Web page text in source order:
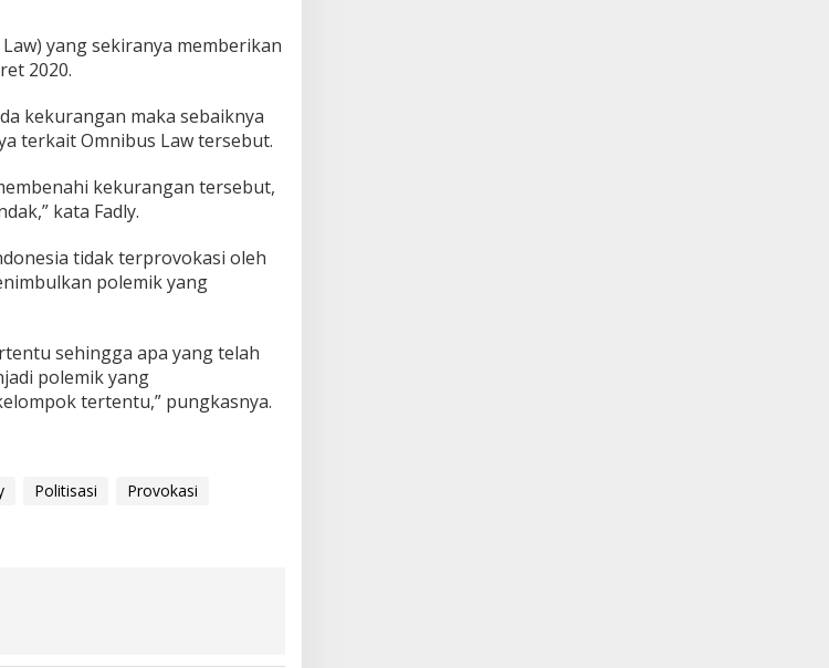
yang sekiranya memberikan
2020.
kekurangan maka sebaiknya
terkait Omnibus Law tersebut.
kekurangan tersebut,
kata Fadly.
tidak terprovokasi oleh
polemik yang
sehingga apa yang telah
polemik yang
tertentu,” pungkasnya.
Politisasi
Provokasi